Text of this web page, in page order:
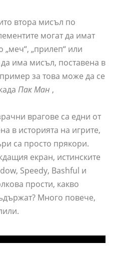
втора мисъл по
могат да имат
„прилеп“ или
има мисъл, поставена в
за това може да се
Пак Ман ,
врагове са едни от
в историята на игрите,
са просто прякори.
екран, истинските
Speedy, Bashful и
прости, какво
Много повече,